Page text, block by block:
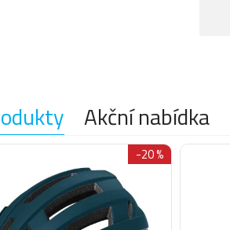
Akční nabídka
-20 %